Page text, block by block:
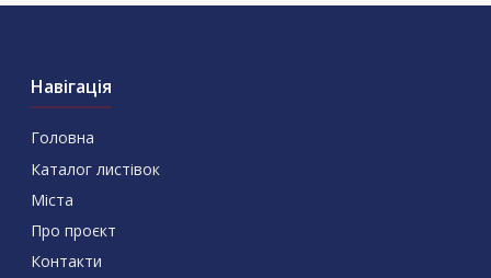
Навігація
Головна
Каталог листівок
Міста
Про проєкт
Контакти